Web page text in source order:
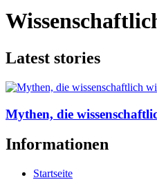
Latest stories
Mythen, die
Informationen
Startseite